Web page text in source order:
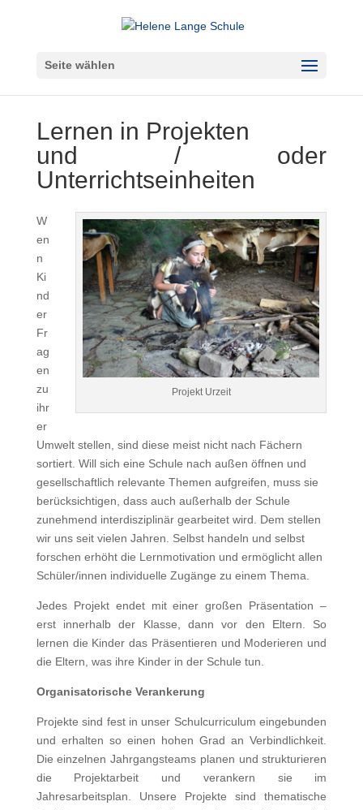
Seite wählen
Lernen in Projekten
und / oder
Unterrichtseinheiten
Projekt Urzeit
W
en
n
Ki
nd
er
Fr
ag
en
zu
ihr
er
Umwelt stellen, sind diese meist nicht nach Fächern
sortiert. Will sich eine Schule nach außen öffnen und
gesellschaftlich relevante Themen aufgreifen, muss sie
berücksichtigen, dass auch außerhalb der Schule
zunehmend interdisziplinär gearbeitet wird. Dem stellen
wir uns seit vielen Jahren. Selbst handeln und selbst
forschen erhöht die Lernmotivation und ermöglicht allen
Schüler/innen individuelle Zugänge zu einem Thema.
Jedes Projekt endet mit einer großen Präsentation –
erst innerhalb der Klasse, dann vor den Eltern. So
lernen die Kinder das Präsentieren und Moderieren und
die Eltern, was ihre Kinder in der Schule tun.
Organisatorische Verankerung
Projekte sind fest in unser Schulcurriculum eingebunden
und erhalten so einen hohen Grad an Verbindlichkeit.
Die einzelnen Jahrgangsteams planen und strukturieren
die Projektarbeit und verankern sie im
Jahresarbeitsplan. Unsere Projekte sind thematische